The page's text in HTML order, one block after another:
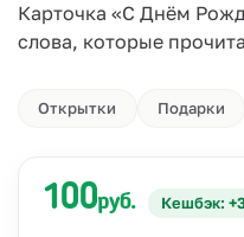
Карточка «С Днём
слова, которые
Открытки Подарки
100руб. Кешбэк: